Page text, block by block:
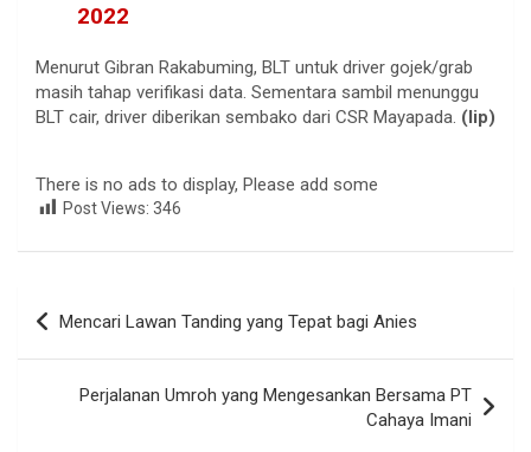
2022
Menurut Gibran Rakabuming, BLT untuk driver gojek/grab
masih tahap verifikasi data. Sementara sambil menunggu
BLT cair, driver diberikan sembako dari CSR Mayapada. (lip)
There is no ads to display, Please add some
Post Views: 346
Navigasi
pos
Mencari Lawan Tanding yang Tepat bagi Anies
Perjalanan Umroh yang Mengesankan Bersama PT
Cahaya Imani